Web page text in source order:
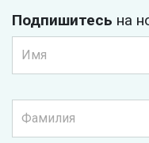
Подпишитесь на